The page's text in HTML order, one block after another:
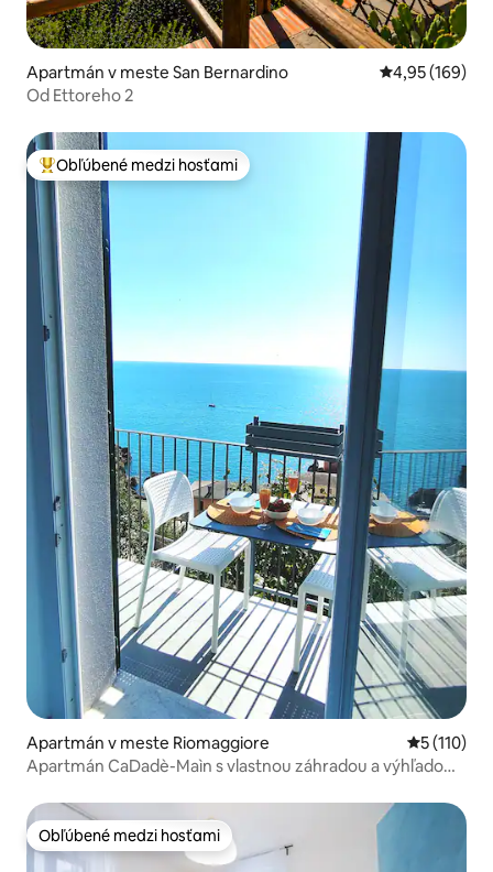
Apartmán v meste San Bernardino Priemerné
4,95 (169)
Od Ettoreho 2
Najobľúbenejšie medzi hosťami
Obľúbené medzi hosťami
Apartmán v meste Riomaggiore Priemerné
5 (110)
Apartmán CaDadè-Maìn s vlastnou záhradou a výhľadom
Obľúbené medzi hosťami
Obľúbené medzi hosťami